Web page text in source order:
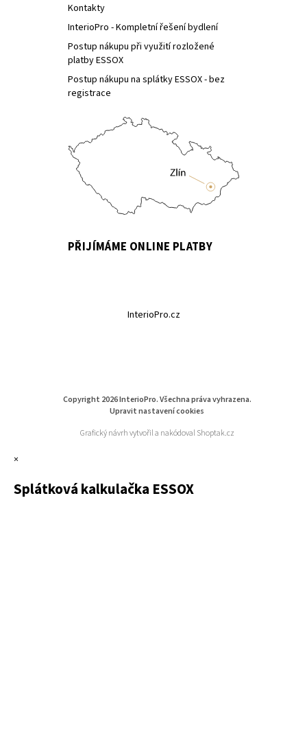
Kontakty
InterioPro - Kompletní řešení bydlení
Postup nákupu při využití rozložené
platby ESSOX
Postup nákupu na splátky ESSOX - bez
registrace
PŘIJÍMÁME ONLINE PLATBY
InterioPro.cz
Copyright 2026InterioPro. Všechna práva vyhrazena.
Upravit nastavení cookies
Grafický návrh vytvořil a nakódoval Shoptak.cz
×
Splátková kalkulačka ESSOX